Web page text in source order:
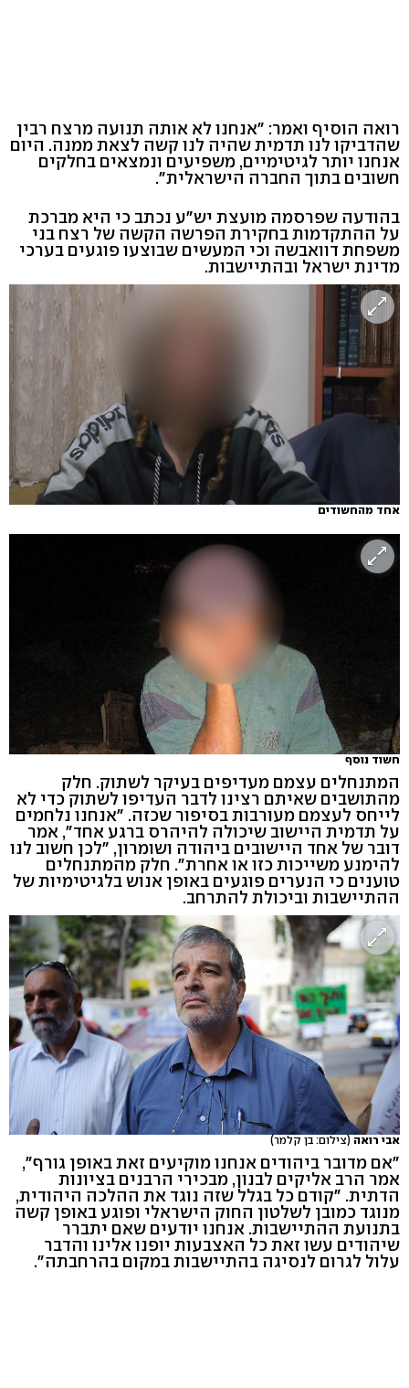
רואה הוסיף ואמר: "אנחנו לא אותה תנועה מרצח רבין
שהדביקו לנו תדמית שהיה לנו קשה לצאת ממנה. היום
אנחנו יותר לגיטימיים, משפיעים ונמצאים בחלקים
חשובים בתוך החברה הישראלית".
בהודעה שפרסמה מועצת יש"ע נכתב כי היא מברכת
על ההתקדמות בחקירת הפרשה הקשה של רצח בני
משפחת דוואבשה וכי המעשים שבוצעו פוגעים בערכי
מדינת ישראל ובהתיישבות.
אחד מהחשודים
חשוד נוסף
המתנחלים עצמם מעדיפים בעיקר לשתוק. חלק
מהתושבים שאיתם רצינו לדבר העדיפו לשתוק כדי לא
לייחס לעצמם מעורבות בסיפור שכזה. "אנחנו נלחמים
על תדמית היישוב שיכולה להיהרס ברגע אחד", אמר
דובר של אחד היישובים ביהודה ושומרון, "לכן חשוב לנו
להימנע משייכות כזו או אחרת". חלק מהמתנחלים
טוענים כי הנערים פוגעים באופן אנוש בלגיטימיות של
ההתיישבות וביכולת להתרחב.
אבי רואה (צילום: בן קלמר)
"אם מדובר ביהודים אנחנו מוקיעים זאת באופן גורף",
אמר הרב אליקים לבנון, מבכירי הרבנים בציונות
הדתית. "קודם כל בגלל שזה נוגד את ההלכה היהודית,
מנוגד כמובן לשלטון החוק הישראלי ופוגע באופן קשה
בתנועת ההתיישבות. אנחנו יודעים שאם יתברר
שיהודים עשו זאת כל האצבעות יופנו אלינו והדבר
עלול לגרום לנסיגה בהתיישבות במקום בהרחבתה".